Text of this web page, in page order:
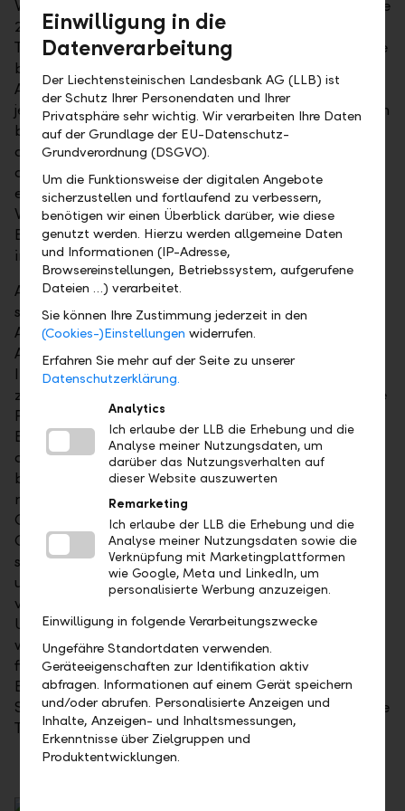
Verwerfungen gab es zuletzt während der Finanzkrise
2009. Wie soll man sich nun verhalten? An der
Tatsache, dass Aktien auf lange Sicht immer noch die
beste Anlagevariante sind, werden auch die
Auswirkungen von COVID-19 nichts ändern. Es gilt
jedoch, gewisse Regeln zu berücksichtigen. Zum einen
braucht es viel Geduld. Panik und Euphorie sind oft
die schlechtesten Börsenratgeber. Eine Diskussion
darüber, wann genau der Tiefpunkt erreicht ist, ist
ebenso reine Makulatur, da es niemand genau weiss.
Was man jedoch sagen kann, ist, dass die globalen
Börsen nicht mehr teuer bewertet sind – die Märkte
in Japan und Hongkong schon gar nicht.
Aus dieser Sicht lohnt sich jetzt beispielsweise ein
stufenweiser Einstieg in ein Strategie- oder
Aktienprodukt des mehrfach ausgezeichneten LLB
Asset Managements. Ein LLB-Kundenberater steht
Ihnen dabei gerne mit Rat und Tat zur Seite. Wer
zusätzlich in ein Unternehmen investieren will, sollte
Folgendes berücksichtigen: Neben einer attraktiven
Bewertung wie etwa einem tiefen EV/EBITDA sollte
das Unternehmen ein solides Geschäftsmodell
beziehungsweise einen «Burggraben» besitzen und
nicht kapitalintensiv sein. Eine durchweg hohe Free-
Cashflow-Rendite schafft Raum für eine
Gewinnverdichtung, und das Unternehmen sollte
seine Kapitalkosten verdienen. Ein hoher Leverage
und eine schlechte Corporate Governance sind zu
vermeiden. Ein gutes Management, das auch
Umweltthemen positiv berücksichtigt, ist ebenso
wichtig. Auch aus Sicht eines Asien-Fondsmanagers
findet man im Moment viele Titel, die diese
Bedingungen erfüllen – etwa Toyota, Fujifilm und
Sony. Panik wäre also die falsche Haltung, denn diese
Titel dürften gestärkt aus der Krise hervorgehen.
Einwilligung in die
Datenverarbeitung
Der Liechtensteinischen Landesbank AG (LLB) ist
der Schutz Ihrer Personendaten und Ihrer
Privatsphäre sehr wichtig. Wir verarbeiten Ihre Daten
auf der Grundlage der EU-Datenschutz-
Grundverordnung (DSGVO).
Um die Funktionsweise der digitalen Angebote
sicherzustellen und fortlaufend zu verbessern,
benötigen wir einen Überblick darüber, wie diese
genutzt werden. Hierzu werden allgemeine Daten
und Informationen (IP-Adresse,
Browsereinstellungen, Betriebssystem, aufgerufene
Dateien …) verarbeitet.
Sie können Ihre Zustimmung jederzeit in den
(Cookies-)Einstellungen widerrufen.
Erfahren Sie mehr auf der Seite zu unserer
Datenschutzerklärung.
Analytics
Ich erlaube der LLB die Erhebung und die
Analyse meiner Nutzungsdaten, um
darüber das Nutzungsverhalten auf
dieser Website auszuwerten
Remarketing
Ich erlaube der LLB die Erhebung und die
Analyse meiner Nutzungsdaten sowie die
Verknüpfung mit Marketingplattformen
wie Google, Meta und LinkedIn, um
personalisierte Werbung anzuzeigen.
Einwilligung in folgende Verarbeitungszwecke
Ungefähre Standortdaten verwenden.
Geräteeigenschaften zur Identifikation aktiv
abfragen. Informationen auf einem Gerät speichern
und/oder abrufen. Personalisierte Anzeigen und
Inhalte, Anzeigen- und Inhaltsmessungen,
Erkenntnisse über Zielgruppen und
Produktentwicklungen.